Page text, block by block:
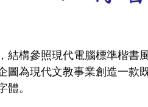
結構參照現代電腦標準楷書
圖為現代文教事業創造一款
體。